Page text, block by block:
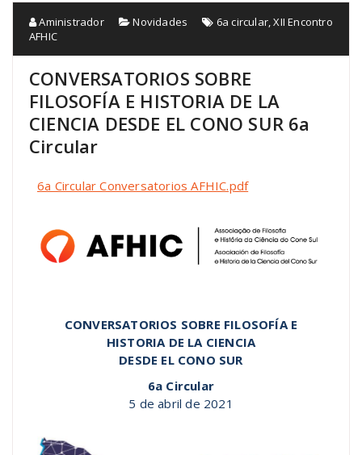
Aministrador Novidades 6a circular ,XII Encontro
AFHIC
CONVERSATORIOS SOBRE
FILOSOFÍA E HISTORIA DE LA
CIENCIA DESDE EL CONO SUR 6a
Circular
6a Circular Conversatorios AFHIC.pdf
CONVERSATORIOS SOBRE FILOSOFÍA E
HISTORIA DE LA CIENCIA
DESDE EL CONO SUR
6a Circular
5 de abril de 2021